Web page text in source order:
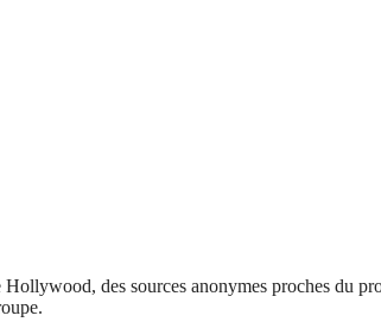
des sources anonymes proches du